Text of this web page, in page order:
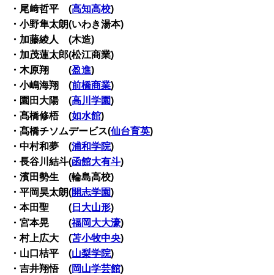
・尾﨑哲平 (高知高校)
・小野隼太朗(いわき湯本)
・加藤綾人 (木造)
・加茂蓮太郎(松江商業)
・木原翔 (盈進)
・小嶋海翔 (前橋商業)
・園田大陽 (高川学園)
・髙橋修梧 (如水館)
・髙橋チソムデービス(仙台育英)
・中村和夢 (浦和学院)
・長谷川結斗(函館大有斗)
・濱田勢生 (輪島高校)
・平岡昊太朗(開志学園)
・本田聖 ( 日大山形)
・宮本晃 (福岡大大濠)
・村上広大 (苫小牧中央)
・山口桔平 (山梨学院)
・吉井翔悟 (岡山学芸館)